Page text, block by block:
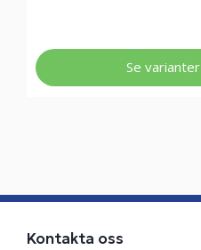
Se varianter
Kontakta oss